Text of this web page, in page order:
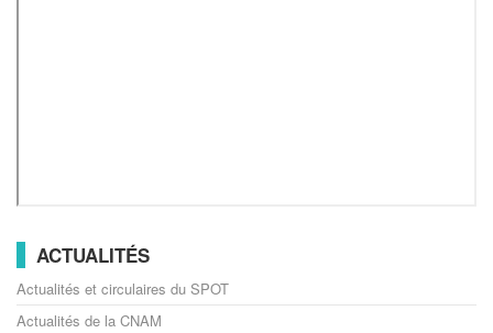
ACTUALITÉS
Actualités et circulaires du SPOT
Actualités de la CNAM